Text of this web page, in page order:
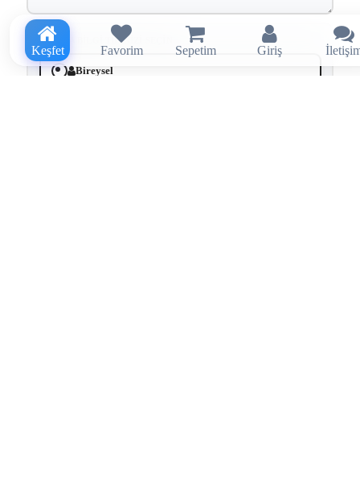
FATURA BILGI TIPINIZI SEÇIN
Bireysel
Keşfet Favorim Sepetim Giriş